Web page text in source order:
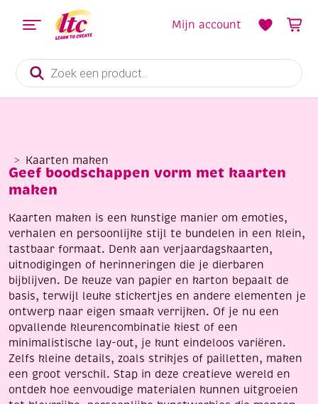
Producten
zoeken
Mijn account
Kaarten maken
Geef boodschappen vorm met kaarten
maken
Kaarten maken is een kunstige manier om emoties,
verhalen en persoonlijke stijl te bundelen in een klein,
tastbaar formaat. Denk aan verjaardagskaarten,
uitnodigingen of herinneringen die je dierbaren
bijblijven. De keuze van papier en karton bepaalt de
basis, terwijl leuke stickertjes en andere elementen je
ontwerp naar eigen smaak verrijken. Of je nu een
opvallende kleurencombinatie kiest of een
minimalistische lay-out, je kunt eindeloos variëren.
Zelfs kleine details, zoals strikjes of pailletten, maken
een groot verschil. Stap in deze creatieve wereld en
ontdek hoe eenvoudige materialen kunnen uitgroeien